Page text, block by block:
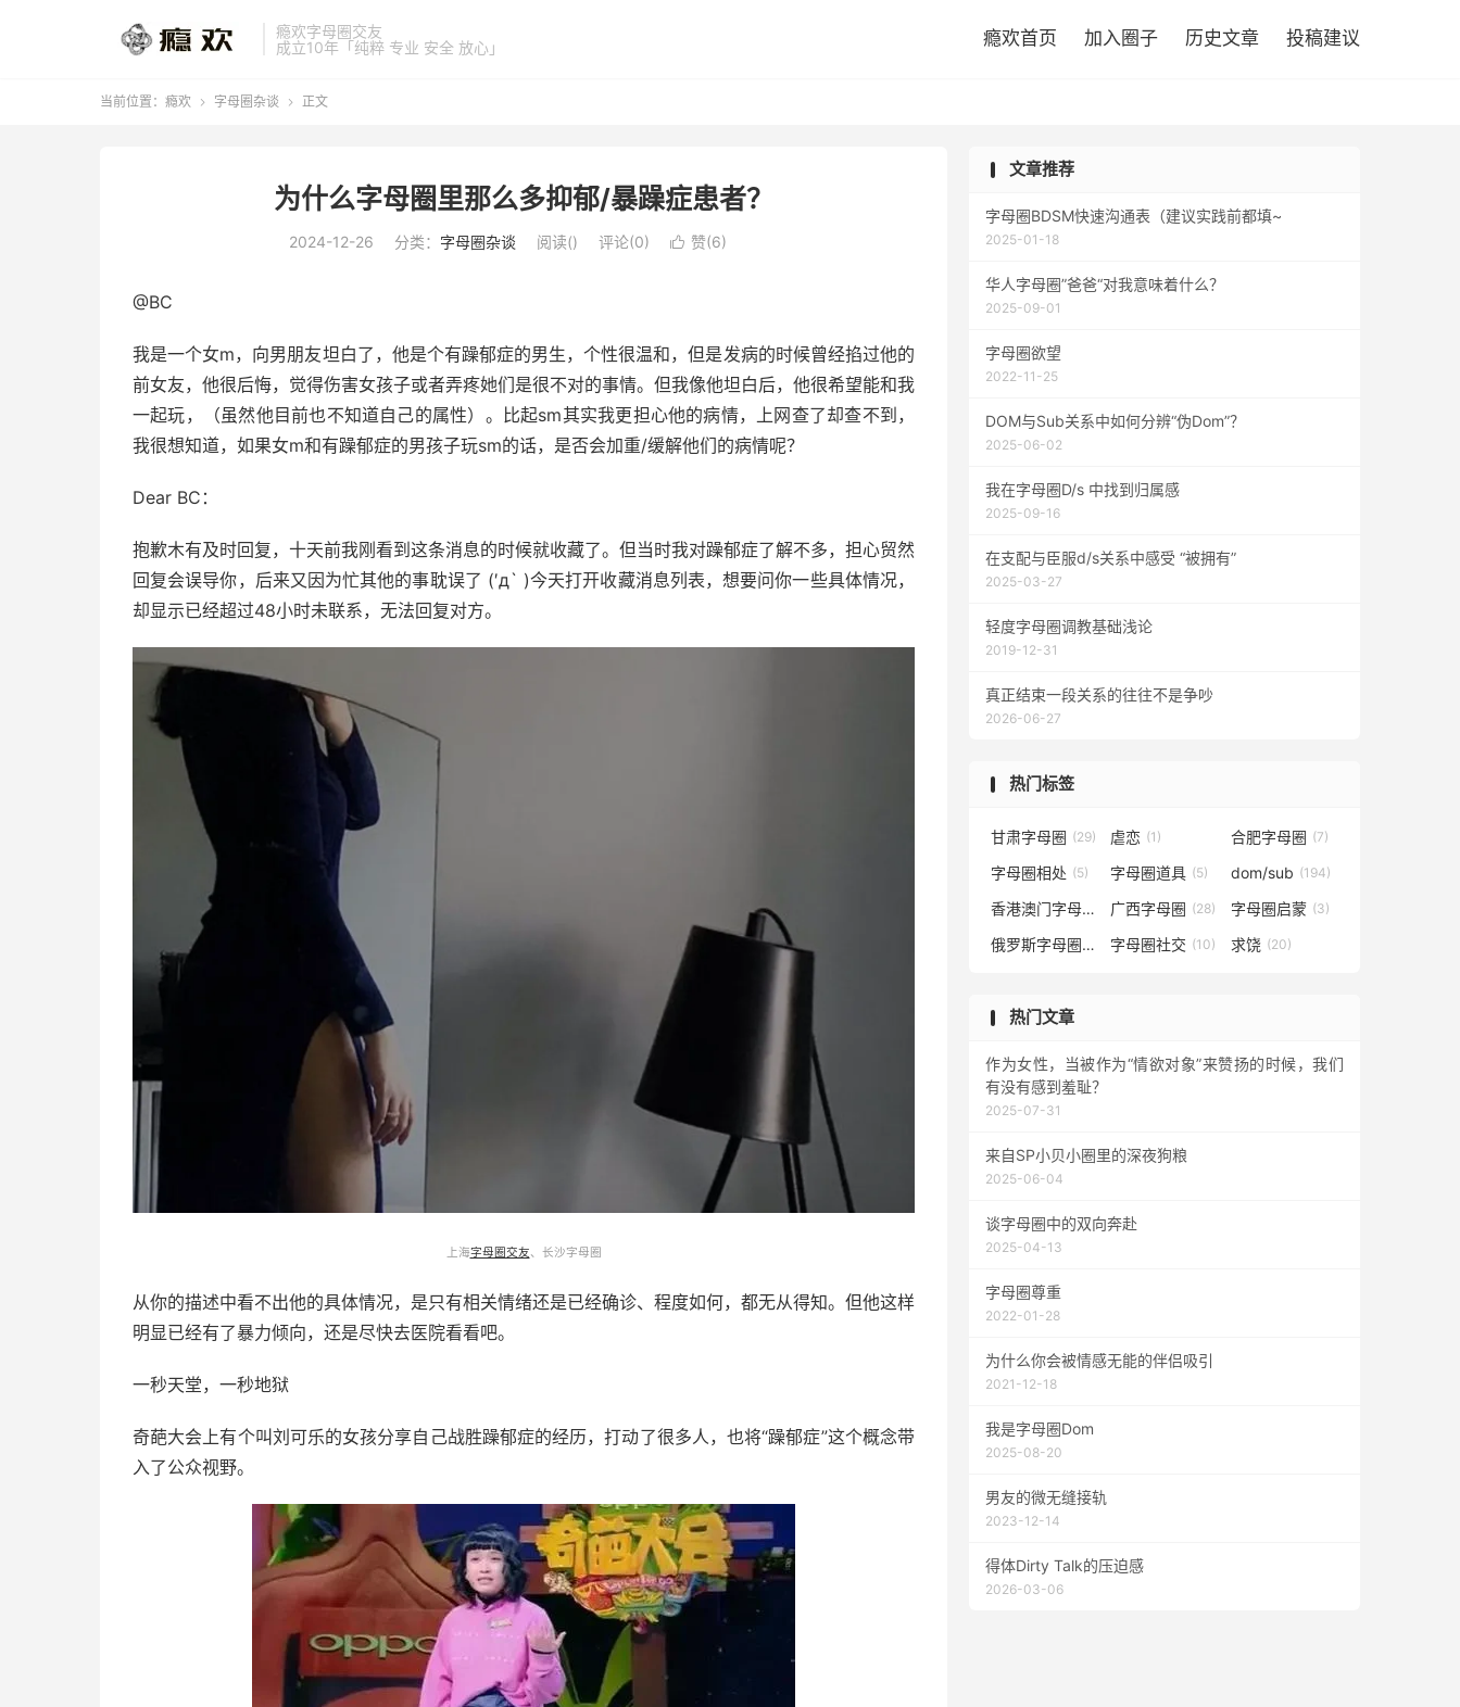
瘾欢字母圈交友
成立10年「纯粹 专业 安全 放心」
瘾欢首页 加入圈子 历史文章 投稿建议
当前位置： 瘾欢  字母圈杂谈  正文
为什么字母圈里那么多抑郁/暴躁症患者？
2024-12-26 分类： 字母圈杂谈 阅读() 评论(0)  赞(6)
@BC
我是一个女m，向男朋友坦白了，他是个有躁郁症的男生，个性很温和，但是发病的时候曾经掐过他的
前女友，他很后悔，觉得伤害女孩子或者弄疼她们是很不对的事情。但我像他坦白后，他很希望能和我
一起玩，（虽然他目前也不知道自己的属性）。比起sm其实我更担心他的病情，上网查了却查不到，
我很想知道，如果女m和有躁郁症的男孩子玩sm的话，是否会加重/缓解他们的病情呢？
Dear BC：
抱歉木有及时回复，十天前我刚看到这条消息的时候就收藏了。但当时我对躁郁症了解不多，担心贸然
回复会误导你，后来又因为忙其他的事耽误了 (′д` )今天打开收藏消息列表，想要问你一些具体情况，
却显示已经超过48小时未联系，无法回复对方。
上海字母圈交友、长沙字母圈
从你的描述中看不出他的具体情况，是只有相关情绪还是已经确诊、程度如何，都无从得知。但他这样
明显已经有了暴力倾向，还是尽快去医院看看吧。
一秒天堂，一秒地狱
奇葩大会上有个叫刘可乐的女孩分享自己战胜躁郁症的经历，打动了很多人，也将“躁郁症”这个概念带
入了公众视野。
文章推荐
字母圈BDSM快速沟通表（建议实践前都填~
2025-01-18
华人字母圈”爸爸“对我意味着什么？
2025-09-01
字母圈欲望
2022-11-25
DOM与Sub关系中如何分辨“伪Dom”？
2025-06-02
我在字母圈D/s 中找到归属感
2025-09-16
在支配与臣服d/s关系中感受 “被拥有”
2025-03-27
轻度字母圈调教基础浅论
2019-12-31
真正结束一段关系的往往不是争吵
2026-06-27
热门标签
甘肃字母圈 (29) 虐恋 (1) 合肥字母圈 (7)
字母圈相处 (5) 字母圈道具 (5) dom/sub (194)
香港澳门字母圈 (5)
广西字母圈 (28) 字母圈启蒙 (3)
俄罗斯字母圈(4) 字母圈社交 (10) 求饶 (20)
热门文章
作为女性，当被作为“情欲对象”来赞扬的时候，我们
有没有感到羞耻？
2025-07-31
来自SP小贝小圈里的深夜狗粮
2025-06-04
谈字母圈中的双向奔赴
2025-04-13
字母圈尊重
2022-01-28
为什么你会被情感无能的伴侣吸引
2021-12-18
我是字母圈Dom
2025-08-20
男友的微无缝接轨
2023-12-14
得体Dirty Talk的压迫感
2026-03-06